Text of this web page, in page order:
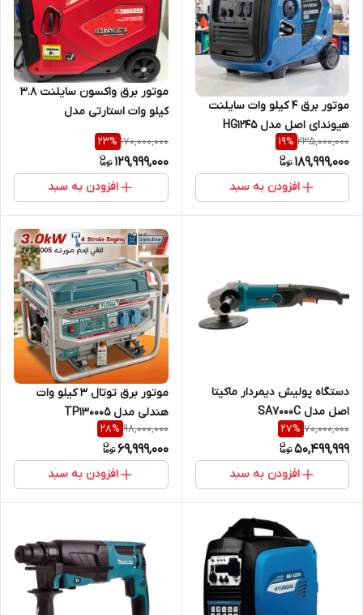
موتور برق 4 کیلو وات سایلنت
هیوندای اصل مدل HG1245
235,000,000
19%
189,999,000
افزودن به سبد
موتور برق واکسون سایلنت ۳.۸
کیلو وات استارتی مدل
VK13500ISE با ضمانت اصل
170,000,000
23%
129,999,000
افزودن به سبد
دستگاه پولیش دیمردار ماکیتا
اصل مدل SA7000C
70,000,000
27%
50,499,999
افزودن به سبد
موتور برق توتال 3 کیلو وات
هندلی مدل TP130005
98,000,000
28%
69,999,000
افزودن به سبد